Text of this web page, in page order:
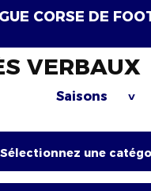
CORSE DE
VERBAUX
Saisons >
Sélectionnez une